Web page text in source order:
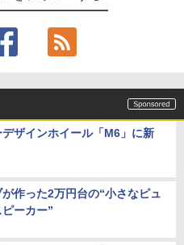
ザインホイール「M6」に新
作った2万円台の“小さなピュ
ーカー”